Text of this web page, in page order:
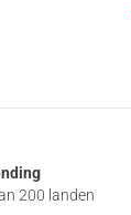
200 landen